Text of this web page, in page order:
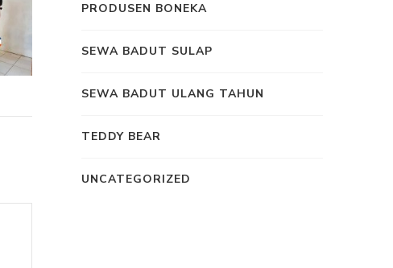
PRODUSEN BONEKA
SEWA BADUT SULAP
SEWA BADUT ULANG TAHUN
TEDDY BEAR
UNCATEGORIZED